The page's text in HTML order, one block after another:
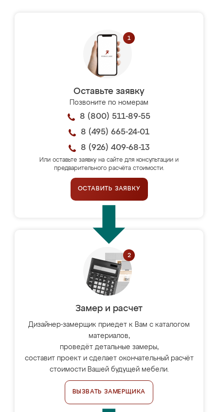
Оставьте заявку
Позвоните по номерам
8 (800) 511-89-55
8 (495) 665-24-01
8 (926) 409-68-13
Или оставьте заявку на сайте для консультации и
предварительного расчёта стоимости.
ОСТАВИТЬ ЗАЯВКУ
Замер и расчет
Дизайнер-замерщик приедет к Вам с каталогом
материалов,
проведёт детальные замеры,
составит проект и сделает окончательный расчёт
стоимости Вашей будущей мебели.
ВЫЗВАТЬ ЗАМЕРЩИКА